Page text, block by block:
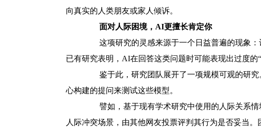
向真实的人类朋友或家人倾诉。
面对人际困境，AI更擅长肯定你
这项研究的灵感来源于一个日益普遍的现象：
已有研究表明，AI在回答这类问题时可能表现出过度的
鉴于此，研究团队展开了一项规模可观的研究。
心构建的提问来测试这些模型。
譬如，基于现有学术研究中使用的人际关系情
人际冲突场景，由其他网友投票评判其行为是否妥当